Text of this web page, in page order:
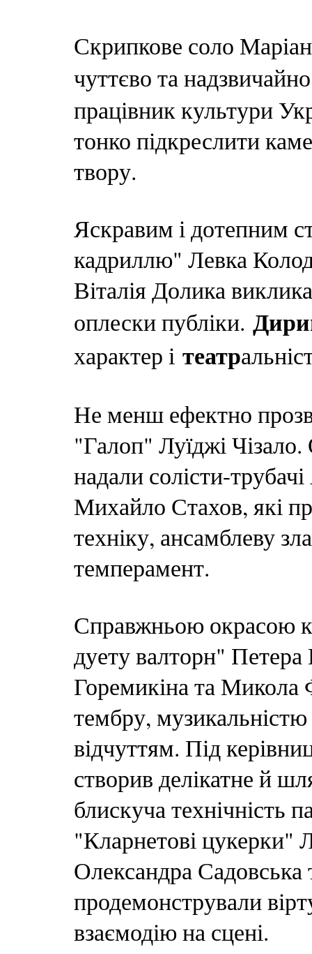
Скрипкове соло
чуттєво та
працівник культури
тонко підкреслити
твору.
Яскравим і дотепним
кадриллю" Левка
Віталія Долика
оплески публіки.
характер і театр
Не менш ефектно
"Галоп" Луїджі Чізало.
надали солісти-
Михайло Стахов, які
техніку, ансамблеву
темперамент.
Справжньою окрасою
дуету валторн" Петера
Горемикіна та Микола
тембру,
відчуттям. Під
створив делікатне й
блискуча технічність
"Кларнетові цукерки"
Олександра Садовська
продемонстрували
взаємодію на сцені.